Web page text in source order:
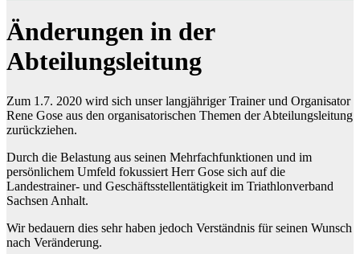
Änderungen in der
Abteilungsleitung
Zum 1.7. 2020 wird sich unser langjähriger Trainer und Organisator
Rene Gose aus den organisatorischen Themen der Abteilungsleitung
zurückziehen.
Durch die Belastung aus seinen Mehrfachfunktionen und im
persönlichem Umfeld fokussiert Herr Gose sich auf die
Landestrainer- und Geschäftsstellentätigkeit im Triathlonverband
Sachsen Anhalt.
Wir bedauern dies sehr haben jedoch Verständnis für seinen Wunsch
nach Veränderung.